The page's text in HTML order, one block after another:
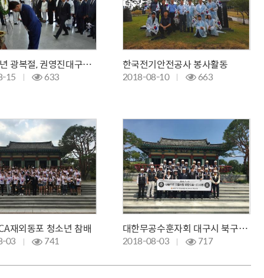
제 73주년 광복절, 권영진대구시장 참배
15 633
한국전기안전공사 봉사활동
2018-08-10 663
재외동포 청소년 참배
03 741
대한무공수훈자회 대구시 북구지회 참배
2018-08-03 717